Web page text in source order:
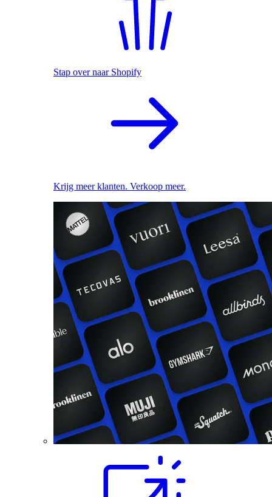
Stap over naar Shopify
Krijg meer klanten. Verkoop meer.